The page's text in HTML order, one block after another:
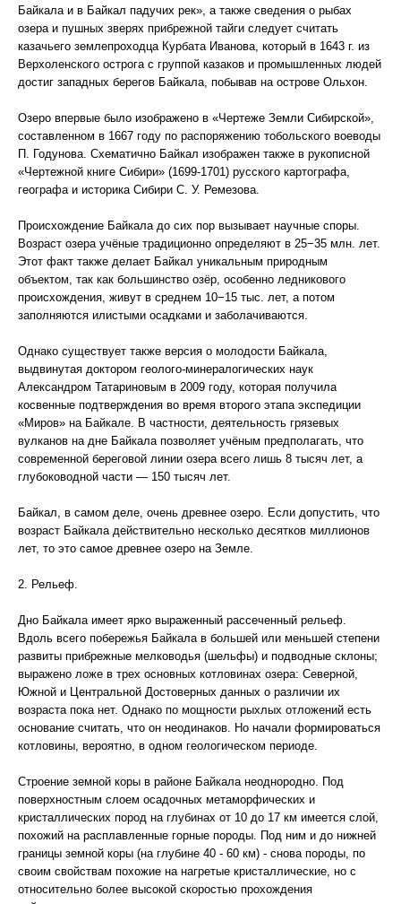
Байкала и в Байкал падучих рек», а также сведения о рыбах
озера и пушных зверях прибрежной тайги следует считать
казачьего землепроходца Курбата Иванова, который в 1643 г. из
Верхоленского острога с группой казаков и промышленных людей
достиг западных берегов Байкала, побывав на острове Ольхон.
Озеро впервые было изображено в «Чертеже Земли Сибирской»,
составленном в 1667 году по распоряжению тобольского воеводы
П. Годунова. Схематично Байкал изображен также в рукописной
«Чертежной книге Сибири» (1699-1701) русского картографа,
географа и историка Сибири С. У. Ремезова.
Происхождение Байкала до сих пор вызывает научные споры.
Возраст озера учёные традиционно определяют в 25−35 млн. лет.
Этот факт также делает Байкал уникальным природным
объектом, так как большинство озёр, особенно ледникового
происхождения, живут в среднем 10−15 тыс. лет, а потом
заполняются илистыми осадками и заболачиваются.
Однако существует также версия о молодости Байкала,
выдвинутая доктором геолого-минералогических наук
Александром Татариновым в 2009 году, которая получила
косвенные подтверждения во время второго этапа экспедиции
«Миров» на Байкале. В частности, деятельность грязевых
вулканов на дне Байкала позволяет учёным предполагать, что
современной береговой линии озера всего лишь 8 тысяч лет, а
глубоководной части — 150 тысяч лет.
Байкал, в самом деле, очень древнее озеро. Если допустить, что
возраст Байкала действительно несколько десятков миллионов
лет, то это самое древнее озеро на Земле.
2. Рельеф.
Дно Байкала имеет ярко выраженный рассеченный рельеф.
Вдоль всего побережья Байкала в большей или меньшей степени
развиты прибрежные мелководья (шельфы) и подводные склоны;
выражено ложе в трех основных котловинах озера: Северной,
Южной и Центральной Достоверных данных о различии их
возраста пока нет. Однако по мощности рыхлых отложений есть
основание считать, что он неодинаков. Но начали формироваться
котловины, вероятно, в одном геологическом периоде.
Строение земной коры в районе Байкала неоднородно. Под
поверхностным слоем осадочных метаморфических и
кристаллических пород на глубинах от 10 до 17 км имеется слой,
похожий на расплавленные горные породы. Под ним и до нижней
границы земной коры (на глубине 40 - 60 км) - снова породы, по
своим свойствам похожие на нагретые кристаллические, но с
относительно более высокой скоростью прохождения